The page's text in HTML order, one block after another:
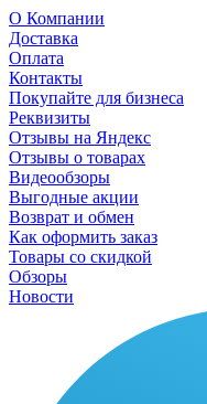
О Компании
Доставка
Оплата
Контакты
Покупайте для бизнеса
Реквизиты
Отзывы на Яндекс
Отзывы о товарах
Видеообзоры
Выгодные акции
Возврат и обмен
Как оформить заказ
Товары со скидкой
Обзоры
Новости